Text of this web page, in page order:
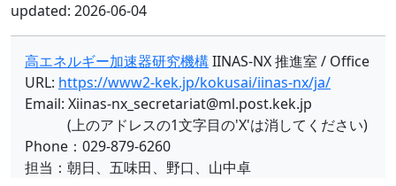
updated: 2026-06-04
高エネルギー加速器研究機構IINAS-NX 推進室 / Office
URL: https://www2-kek.jp/kokusai/iinas-nx/ja/
Email: Xiinas-nx_secretariat@ml.post.kek.jp
(上のアドレスの1文字目の'X'は消してください)
Phone：029-879-6260
担当：朝日、五味田、野口、山中卓